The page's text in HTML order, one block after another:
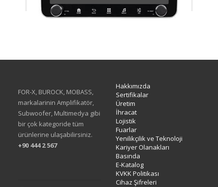
FOR-X, BUROCK, MOBASS,
markalarinin Amplifikatör,
Subwoofer, Multimedya gibi
bir çok kategoride tüm
ürünlerine ulaşabilirsiniz.
+90 444 2 567
Hakkımızda
Sertifikalar
Üretim
İhracat
Lojistik
Fuarlar
Yenilikçilik ve Teknoloji
Kariyer Olanakları
Basında
E-Katalog
KVKK Politikası
Cihaz Şifreleri